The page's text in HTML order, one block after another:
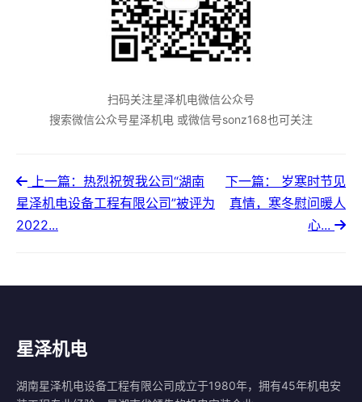
扫码关注星泽机电微信公众号
搜索微信公众号星泽机电 或微信号sonz168也可关注
上一篇：热烈祝贺我公司“湖南
星泽机电设备工程有限公司”被评为
2022...
下一篇： 岁寒时节见
真情，寒冬慰问暖人
心...
星泽机电
湖南星泽机电设备工程有限公司成立于1980年，拥有45年机电安